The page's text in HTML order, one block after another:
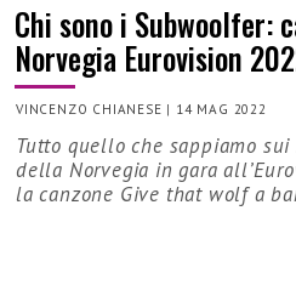
Chi sono i Subwoolfer:
Norvegia Eurovision
VINCENZO CHIANESE | 14 MAG 2022
Tutto quello che sappiamo
della Norvegia in gara
la canzone Give that wolf a